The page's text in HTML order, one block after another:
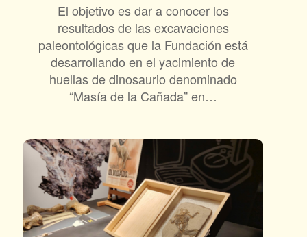
El objetivo es dar a conocer los
resultados de las excavaciones
paleontológicas que la Fundación está
desarrollando en el yacimiento de
huellas de dinosaurio denominado
“Masía de la Cañada” en…